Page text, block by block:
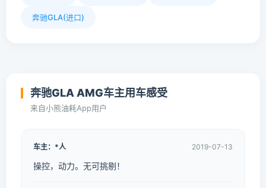
奔驰GLA(进口)
奔驰GLA AMG车主用车感受
来自小熊油耗App用户
车主：*人 2019-07-13
操控，动力。无可挑剔！